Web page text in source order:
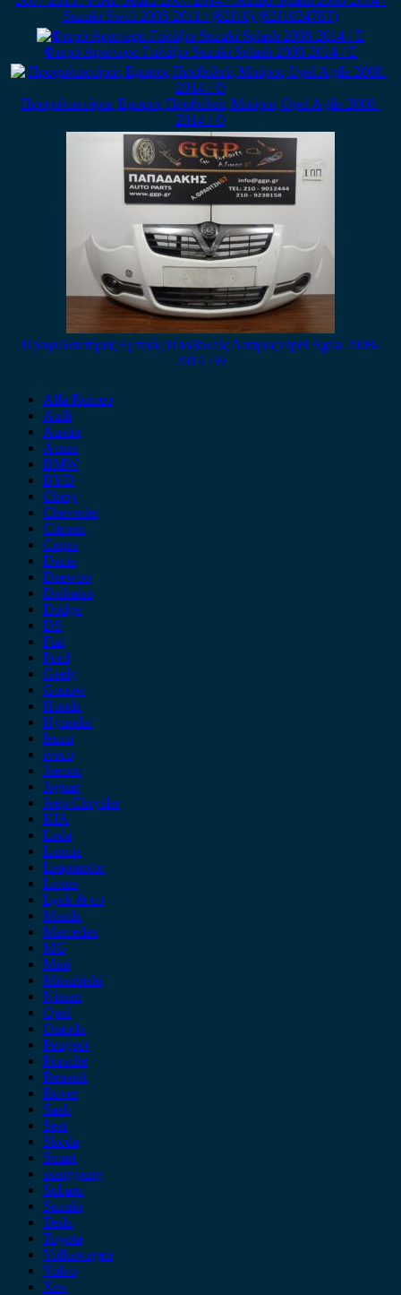
Suzuki Swift 2005-2011 / (62J10) (62J102478T)
Φτερό Αριστερό Γαλάζιο Suzuki Splash 2008-2014 / Ε
Προφυλακτήρας Εμπρός Προβολείς Μαύρος Opel Agila 2008-
2014 / Θ
Προφυλακτήρας Εμπρός Προβολείς Άσπρος Opel Agila 2008-
2014 / Θ
Alfa Romeo
Audi
Austin
Acura
BMW
BYD
Chery
Chevrolet
Citroen
Cupra
Dacia
Daewoo
Daihatsu
Dodge
DS
Fiat
Ford
Geely
Gonow
Honda
Hyundai
Isuzu
iveco
Jaecoo
Jaguar
Jeep Chrysler
KIA
Lada
Lancia
Leapmotor
Lexus
Lynk & co
Mazda
Mercedes
MG
Mini
Mitsubishi
Nissan
Opel
Omoda
Peugeot
Porsche
Renault
Rover
Saab
Seat
Skoda
Smart
ssangyong
Subaru
Suzuki
Tesla
Toyota
Volkswagen
Volvo
Xev